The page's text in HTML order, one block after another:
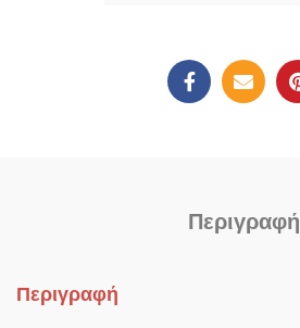
Περιγραφή
Περιγραφή